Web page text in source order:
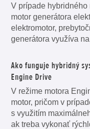
V prípade
motor generátora
elektromotor,
generátora využíva
Ako funguje hybridný
Engine Drive
V režime motora
motor, pričom v
s využitím
ak treba vykonať